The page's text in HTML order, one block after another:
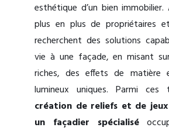
esthétique d’un bien immobilier.
plus en plus de propriétaires
recherchent des solutions
vie à une façade, en misant
riches, des effets de matière
lumineux uniques. Parmi ces
création de reliefs et de
un façadier spécialisé